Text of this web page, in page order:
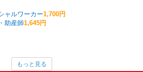
ャルワーカー1,700円
助産師1,645円
もっと見る